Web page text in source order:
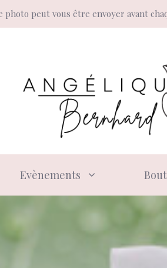
photo peut vous être envoyer avant
Evènements